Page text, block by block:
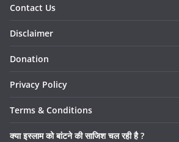
Contact Us
Disclaimer
Donation
Privacy Policy
Terms & Conditions
क्या इस्लाम को बांटने की साजिश चल रही है ?